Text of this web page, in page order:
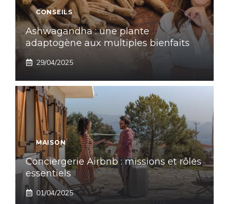
CONSEILS
Ashwagandha : une plante
adaptogène aux multiples bienfaits
29/04/2025
MAISON
Conciergerie Airbnb : missions et rôles
essentiels
01/04/2025